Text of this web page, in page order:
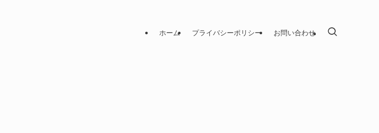
ホーム プライバシーポリシー お問い合わせ